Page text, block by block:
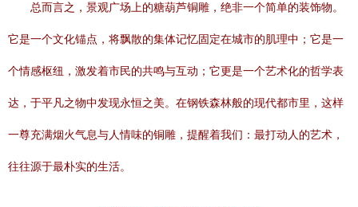
总而言之，景观广场上的糖葫芦铜雕，绝非一个简单的装饰物。
它是一个文化锚点，将飘散的集体记忆固定在城市的肌理中；它是一
个情感枢纽，激发着市民的共鸣与互动；它更是一个艺术化的哲学表
达，于平凡之物中发现永恒之美。在钢铁森林般的现代都市里，这样
一尊充满烟火气息与人情味的铜雕，提醒着我们：最打动人的艺术，
往往源于最朴实的生活。